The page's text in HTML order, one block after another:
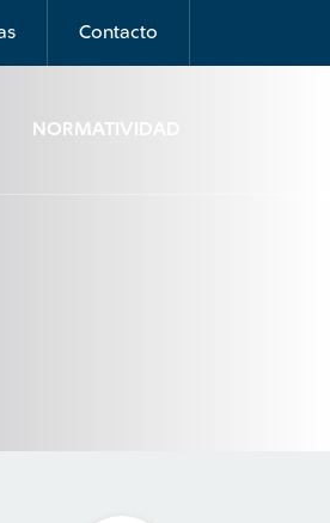
Contacto
NORMATIVIDAD